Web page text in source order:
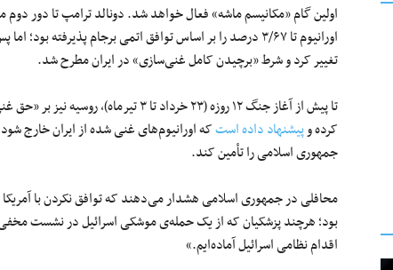
اولین گام «مکانیسم ماشه» فعال خواهد شد. دونالد ترامپ تا دور
اورانیوم تا ۳/۶۷ درصد را بر اساس توافق اتمی برجام پذیرفته
تغییر کرد و شرط «برچیدن کامل غنی‌سازی» در ایران مطرح شد.
تا پیش از آغاز جنگ ۱۲ روزه (۲۳ خرداد تا
کرده وپیشنهاد داده استکه اورانیوم‌های غنی شده از ایران خارج
جمهوری اسلامی را تأمین کند.
محافلی در جمهوری اسلامی هشدار می‌دهند که توافق نکردن با
بود؛ هرچند پزشکیان که از یک حمله‌ی موشکی اسرائیل در نشست مخفی
اقدام نظامی اسرائیل آماده‌ایم.»